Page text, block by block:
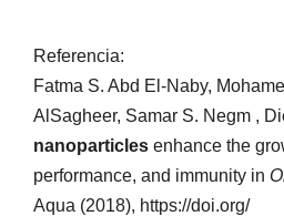
Referencia:
Fatma S. Abd El-Naby,
AlSagheer, Samar S. Negm ,
nanoparticles enhance the
performance, and immunity in
Aqua (2018), https://doi.org/